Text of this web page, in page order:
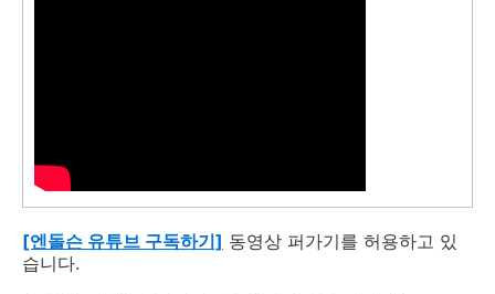
[엔돌슨 유튜브 구독하기] 동영상 퍼가기를 허용하고 있
습니다.